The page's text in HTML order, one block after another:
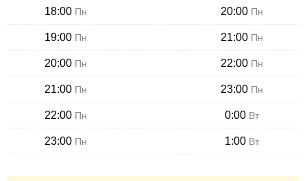
18:00 Пн 20:00 Пн
19:00 Пн 21:00 Пн
20:00 Пн 22:00 Пн
21:00 Пн 23:00 Пн
22:00 Пн 0:00 Вт
23:00 Пн 1:00 Вт